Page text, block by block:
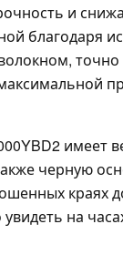
и
благодаря
имеет
черную
краях
на